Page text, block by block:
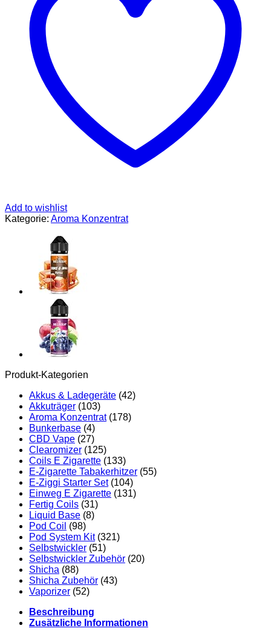
Lebensmittel
Aroma
10ml
mit
praktischer
Schüttelflasche
zum
mischen.
Lebensmittel,
Add to wishlist
Kategorie: Aroma Konzentrat
Produkt-Kategorien
Akkus & Ladegeräte (42)
Akkuträger (103)
Aroma Konzentrat (178)
Bunkerbase (4)
CBD Vape (27)
Clearomizer (125)
Coils E Zigarette (133)
E-Zigarette Tabakerhitzer (55)
E-Ziggi Starter Set (104)
Einweg E Zigarette (131)
Fertig Coils (31)
Liquid Base (8)
Pod Coil (98)
Pod System Kit (321)
Selbstwickler (51)
Selbstwickler Zubehör (20)
Shicha (88)
Shicha Zubehör (43)
Vaporizer (52)
Beschreibung
Zusätzliche Informationen